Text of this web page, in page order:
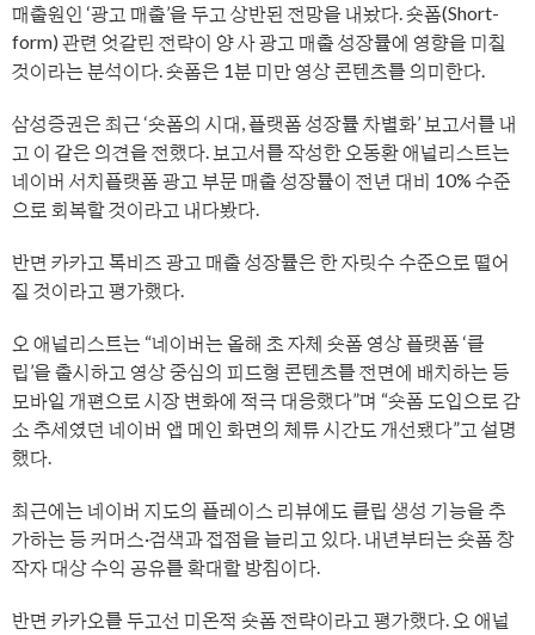
매출원인 ‘광고 매출’을 두고 상반된 전망을 내놨다. 숏폼(Short-
form) 관련 엇갈린 전략이 양 사 광고 매출 성장률에 영향을 미칠
것이라는 분석이다. 숏폼은 1분 미만 영상 콘텐츠를 의미한다.
삼성증권은 최근 ‘숏폼의 시대, 플랫폼 성장률 차별화’ 보고서를 내
고 이 같은 의견을 전했다. 보고서를 작성한 오동환 애널리스트는
네이버 서치플랫폼 광고 부문 매출 성장률이 전년 대비 10% 수준
으로 회복할 것이라고 내다봤다.
반면 카카고 톡비즈 광고 매출 성장률은 한 자릿수 수준으로 떨어
질 것이라고 평가했다.
오 애널리스트는 “네이버는 올해 초 자체 숏폼 영상 플랫폼 ‘클
립’을 출시하고 영상 중심의 피드형 콘텐츠를 전면에 배치하는 등
모바일 개편으로 시장 변화에 적극 대응했다”며 “숏폼 도입으로 감
소 추세였던 네이버 앱 메인 화면의 체류 시간도 개선됐다”고 설명
했다.
최근에는 네이버 지도의 플레이스 리뷰에도 클립 생성 기능을 추
가하는 등 커머스·검색과 접점을 늘리고 있다. 내년부터는 숏폼 창
작자 대상 수익 공유를 확대할 방침이다.
반면 카카오를 두고선 미온적 숏폼 전략이라고 평가했다. 오 애널